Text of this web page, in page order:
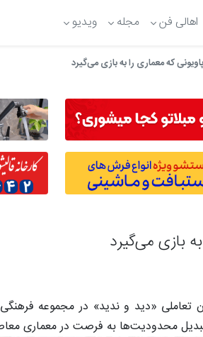
اهالی فن مجله ویدیو
که معماری را به بازی می‌گیرد
بازی می‌گیرد
تعاملی «دید و ندید» در مجموعه
محدودیت‌ها به فرصت در معماری